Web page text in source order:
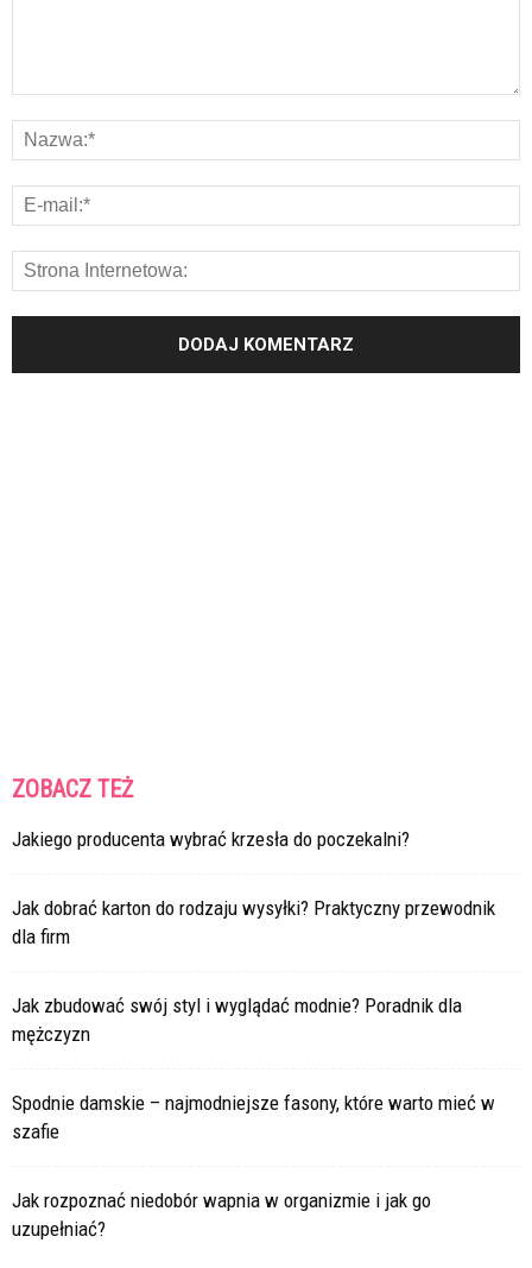
ZOBACZ TEŻ
Jakiego producenta wybrać krzesła do poczekalni?
Jak dobrać karton do rodzaju wysyłki? Praktyczny przewodnik
dla firm
Jak zbudować swój styl i wyglądać modnie? Poradnik dla
mężczyzn
Spodnie damskie – najmodniejsze fasony, które warto mieć w
szafie
Jak rozpoznać niedobór wapnia w organizmie i jak go
uzupełniać?